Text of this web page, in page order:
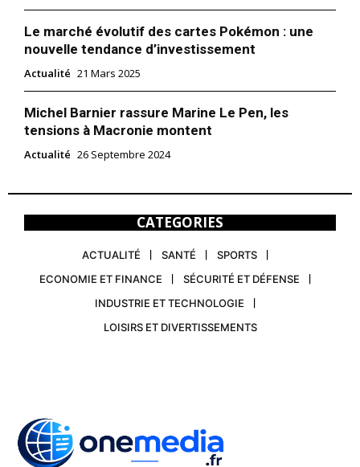
Le marché évolutif des cartes Pokémon : une
nouvelle tendance d’investissement
Actualité 21 Mars 2025
Michel Barnier rassure Marine Le Pen, les
tensions à Macronie montent
Actualité 26 Septembre 2024
CATEGORIES
ACTUALITÉ SANTÉ
SPORTS
ECONOMIE ET FINANCE
SÉCURITÉ ET DÉFENSE
INDUSTRIE ET TECHNOLOGIE
LOISIRS ET DIVERTISSEMENTS